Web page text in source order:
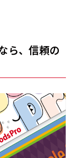
ら、信頼の